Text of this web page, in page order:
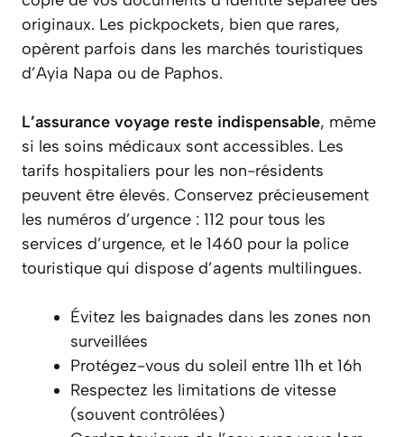
originaux. Les pickpockets, bien que rares,
opèrent parfois dans les marchés touristiques
d’Ayia Napa ou de Paphos.
L’assurance voyage reste indispensable, même
si les soins médicaux sont accessibles. Les
tarifs hospitaliers pour les non-résidents
peuvent être élevés. Conservez précieusement
les numéros d’urgence : 112 pour tous les
services d’urgence, et le 1460 pour la police
touristique qui dispose d’agents multilingues.
Évitez les baignades dans les zones non
surveillées
Protégez-vous du soleil entre 11h et 16h
Respectez les limitations de vitesse
(souvent contrôlées)